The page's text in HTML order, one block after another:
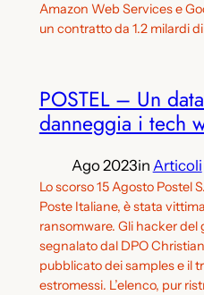
Amazon Web Services e
un contratto da 1.2 milardi
POSTEL – Un
danneggia i tech
Ago 2023in Articoli
Lo scorso 15 Agosto Postel
Poste Italiane, è stata
ransomware. Gli hacker
segnalato dal DPO
pubblicato dei samples e il
estromessi. L’elenco, pur